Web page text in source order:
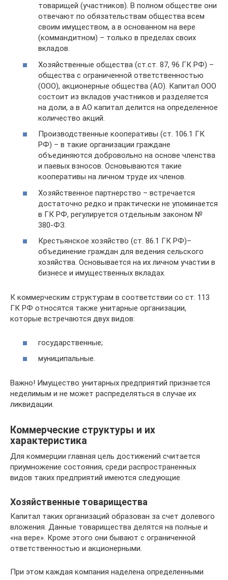
товарищей (участников). В полном обществе они
отвечают по обязательствам общества всем
своим имуществом, а в основанном на вере
(коммандитном) – только в пределах своих
вкладов.
Хозяйственные общества (ст.ст. 87, 96 ГК РФ) –
общества с ограниченной ответственностью
(ООО), акционерные общества (АО). Капитал ООО
состоит из вкладов участников и разделяется
на доли, а в АО капитал делится на определенное
количество акций.
Производственные кооперативы (ст. 106.1 ГК
РФ) – в такие организации граждане
объединяются добровольно на основе членства
и паевых взносов. Основываются такие
кооперативы на личном труде их членов.
Хозяйственное партнерство – встречается
достаточно редко и практически не упоминается
в ГК РФ, регулируется отдельным законом №
380-ФЗ.
Крестьянское хозяйство (ст. 86.1 ГК РФ)–
объединение граждан для ведения сельского
хозяйства. Основывается на их личном участии в
бизнесе и имущественных вкладах.
К коммерческим структурам в соответствии со ст. 113
ГК РФ относятся также унитарные организации,
которые встречаются двух видов:
государственные;
муниципальные.
Важно! Имущество унитарных предприятий признается
неделимым и не может распределяться в случае их
ликвидации.
Коммерческие структуры и их
характеристика
Для коммерции главная цель достижений считается
приумножение состояния, среди распространенных
видов таких предприятий имеются следующие.
Хозяйственные товарищества
Капитал таких организаций образован за счет долевого
вложения. Данные товарищества делятся на полные и
«на вере». Кроме этого они бывают с ограниченной
ответственностью и акционерными.
При этом каждая компания наделена определенными